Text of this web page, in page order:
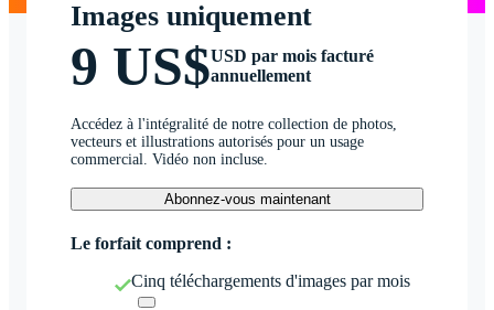
Images uniquement
9 US$USD par mois facturé
annuellement
Accédez à l'intégralité de notre collection de photos,
vecteurs et illustrations autorisés pour un usage
commercial. Vidéo non incluse.
Abonnez-vous maintenant
Le forfait comprend :
Cinq téléchargements d'images par mois